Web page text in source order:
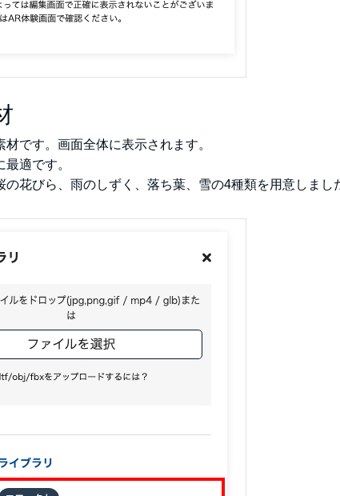
です。画面全体に表示されます。
適です。
の花びら、雨のしずく、落ち葉、雪の4種類を用意しまし